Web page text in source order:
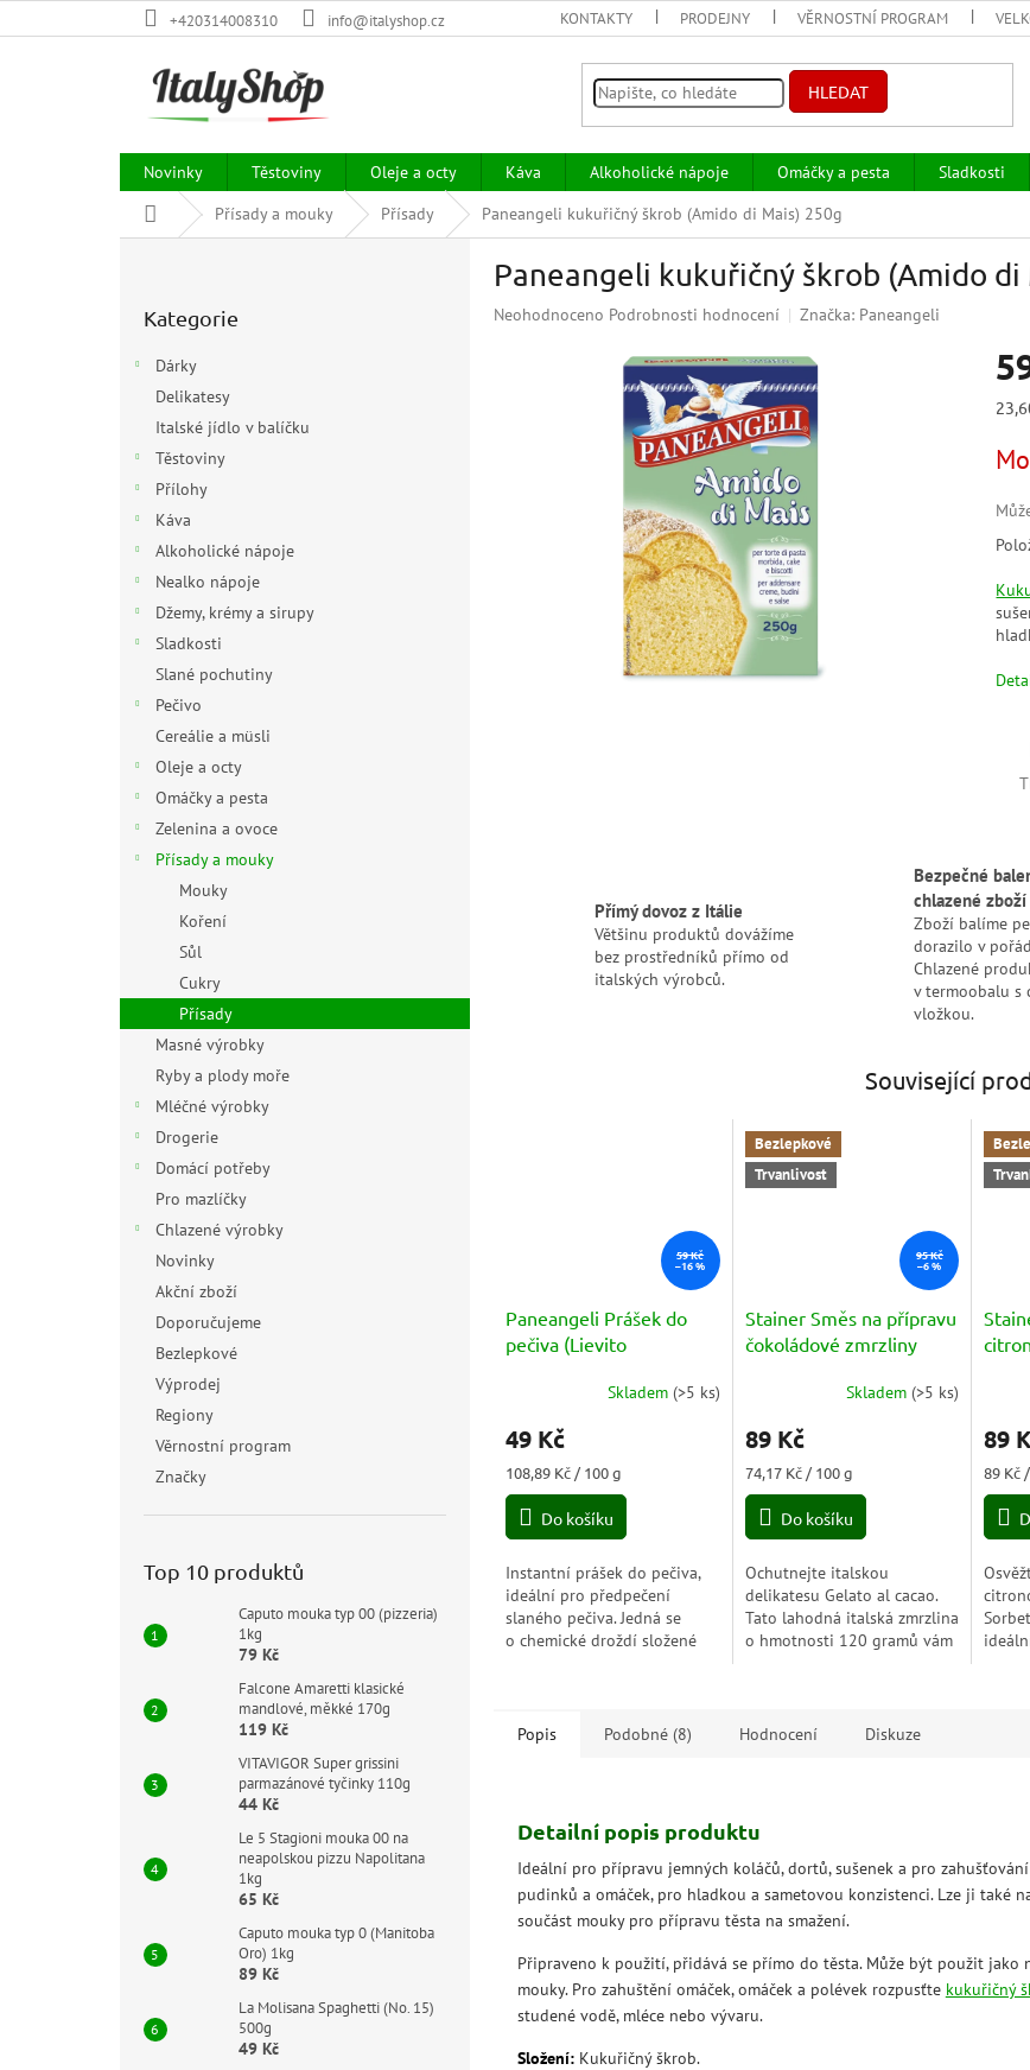
na
+420314008310 info@italyshop.cz KONTAKTY PRODEJNY VĚRNOSTNÍ PROGRAM
HLEDAT
Novinky Těstoviny Oleje a octy Káva Alkoholické nápoje Omáčky a pesta Sladkosti
Domů
Přísady a mouky Přísady Paneangeli kukuřičný škrob (Amido di Mais) 250g
kategorie
Kategorie
Dárky
Delikatesy
Italské jídlo v balíčku
Těstoviny
Přílohy
Káva
Alkoholické nápoje
Nealko nápoje
Džemy, krémy a sirupy
Sladkosti
Slané pochutiny
Pečivo
Cereálie a müsli
Oleje a octy
Omáčky a pesta
Zelenina a ovoce
Přísady a mouky
Mouky
Koření
Sůl
Cukry
Přísady
Masné výrobky
Ryby a plody moře
Mléčné výrobky
Drogerie
Domácí potřeby
Pro mazlíčky
Chlazené výrobky
Novinky
Akční zboží
Doporučujeme
Bezlepkové
Výprodej
Regiony
Věrnostní program
Značky
Top 10 produktů
Caputo mouka typ 00 (pizzeria)
1kg
79 Kč
Falcone Amaretti klasické
mandlové, měkké 170g
119 Kč
VITAVIGOR Super grissini
parmazánové tyčinky 110g
44 Kč
Le 5 Stagioni mouka 00 na
neapolskou pizzu Napolitana
1kg
65 Kč
Caputo mouka typ 0 (Manitoba
Oro) 1kg
89 Kč
La Molisana Spaghetti (No. 15)
500g
49 Kč
Paneangeli kukuřičný škrob (Amido di
Průměrné
Neohodnoceno Podrobnosti hodnocení Značka: Paneangeli
Přímý dovoz z Itálie
Většinu produktů dovážíme
bez prostředníků přímo od
italských výrobců.
Bezpečné
chlazené zboží
Zboží balíme
dorazilo v
Chlazené
v termoobalu s
vložkou.
Související
59 Kč
–16 %
Paneangeli Prášek do
pečiva (Lievito
Skladem (>5 ks)
49 Kč
Měrná
cena:
108,89 Kč / 100 g
Do košíku
Instantní prášek do pečiva,
ideální pro předpečení
slaného pečiva. Jedná se
o chemické droždí složené
Bezlepkové
Trvanlivost
95 Kč
–6 %
Stainer Směs na přípravu
čokoládové zmrzliny
Skladem(>5 ks)
89 Kč
Měrná
cena:
74,17 Kč / 100 g
Do košíku
Ochutnejte italskou
delikatesu Gelato al cacao.
Tato lahodná italská zmrzlina
o hmotnosti 120 gramů vám
89
Měrná
cena:
89 Kč
Popis Podobné (8) Hodnocení Diskuze
Detailní popis produktu
Ideální pro přípravu jemných koláčů, dortů, sušenek a pro
pudinků a omáček, pro hladkou a sametovou konzistenci. Lze ji také
součást mouky pro přípravu těsta na smažení.
Připraveno k použití, přidává se přímo do těsta. Může být použit jako
mouky. Pro zahuštění omáček, omáček a polévek rozpusťte kukuřičný
studené vodě, mléce nebo vývaru.
Složení:Kukuřičný škrob.